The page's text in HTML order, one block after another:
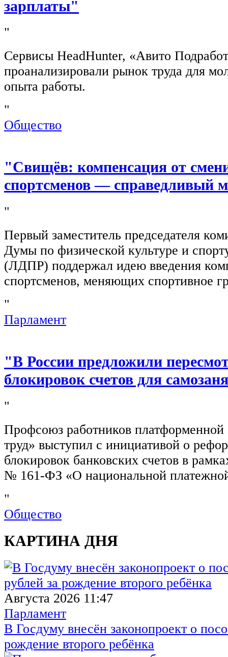
зарплаты"
"
Сервисы HeadHunter, «Авито
проанализировали рынок труда для
опыта работы.
"
Общество
"Свищёв: компенсация от
спортсменов — справедливый
"
Первый заместитель председателя
Думы по физической культуре и
(ЛДПР) поддержал идею введения
спортсменов, меняющих спортивное
"
Парламент
"В России предложили
блокировок счетов для
"
Профсоюз работников
труд» выступил с инициативой о
блокировок банковских счетов в
№ 161-ФЗ «О национальной
"
Общество
КАРТИНА ДНЯ
Августа 2026 11:47
Парламент
В Госдуму внесён законопроект о
рождение второго ребёнка